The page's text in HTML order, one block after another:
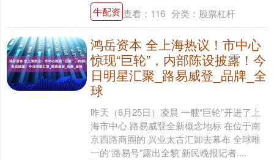
牛配资 查看： 116 分类： 股票杠杆
鸿岳资本 全上海热议！市中心
惊现“巨轮”，内部陈设披露！今
日明星汇聚_路易威登_品牌_全
球
昨天（6月25日）凌晨 一艘“巨轮”开进了上
海市中心 路易威登全新概念地标 在位于南
京西路商圈的 兴业太古汇卸去幕布 全球唯
一的“路易号”露出全貌 新民晚报记者....